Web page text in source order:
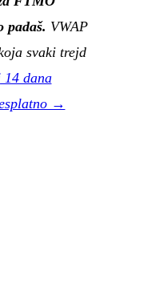
padaš. VWAP
svaki trejd
14 dana
→